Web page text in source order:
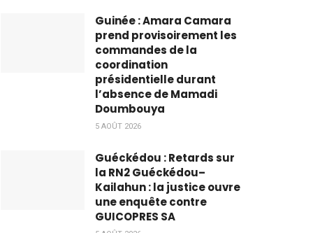
Guinée : Amara Camara
prend provisoirement les
commandes de la
coordination
présidentielle durant
l’absence de Mamadi
Doumbouya
5 AOÛT 2026
Guéckédou : Retards sur
la RN2 Guéckédou–
Kailahun : la justice ouvre
une enquête contre
GUICOPRES SA